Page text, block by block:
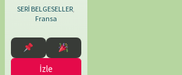
SERİ BELGESELLER
Fransa
İzle